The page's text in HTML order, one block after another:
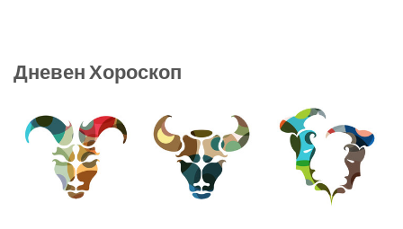
Дневен Хороскоп